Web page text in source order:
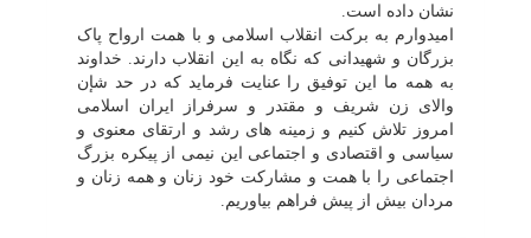
نشان داده است.
امیدوارم به برکت انقلاب اسلامى و با همت ارواح پاک
بزرگان و شهیدانى که نگاه به این انقلاب دارند. خداوند
به همه ما این توفیق را عنایت فرماید که در حد شإن
والاى زن شریف و مقتدر و سرفراز ایران اسلامى
امروز تلاش کنیم و زمینه هاى رشد و ارتقاى معنوى و
سیاسى و اقتصادى و اجتماعى این نیمى از پیکره بزرگ
اجتماعى را با همت و مشارکت خود زنان و همه زنان و
مردان بیش از پیش فراهم بیاوریم.